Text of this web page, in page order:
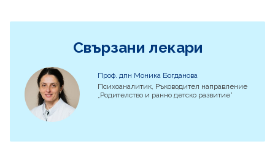
Свързани лекари
Проф. дпн Моника Богданова
Психоаналитик, Ръководител направление
„Родителство и ранно детско развитие”